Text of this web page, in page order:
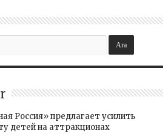
Россия» предлагает усилить
детей на аттракционах